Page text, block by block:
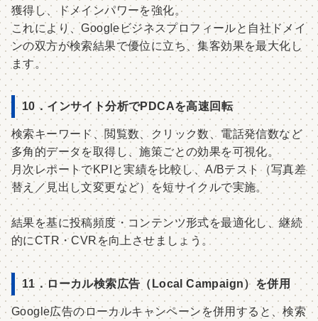
獲得し、ドメインパワーを強化。
これにより、Googleビジネスプロフィールと自社ドメイ
ンの双方が検索結果で優位に立ち、集客効果を最大化し
ます。
10．インサイト分析でPDCAを高速回転
検索キーワード、閲覧数、クリック数、電話発信数など
多角的データを取得し、施策ごとの効果を可視化。
月次レポートでKPIと実績を比較し、A/Bテスト（写真差
替え／見出し文変更など）を短サイクルで実施。
結果を基に投稿頻度・コンテンツ形式を最適化し、継続
的にCTR・CVRを向上させましょう。
11．ローカル検索広告（Local Campaign）を併用
Google広告のローカルキャンペーンを併用すると、検索